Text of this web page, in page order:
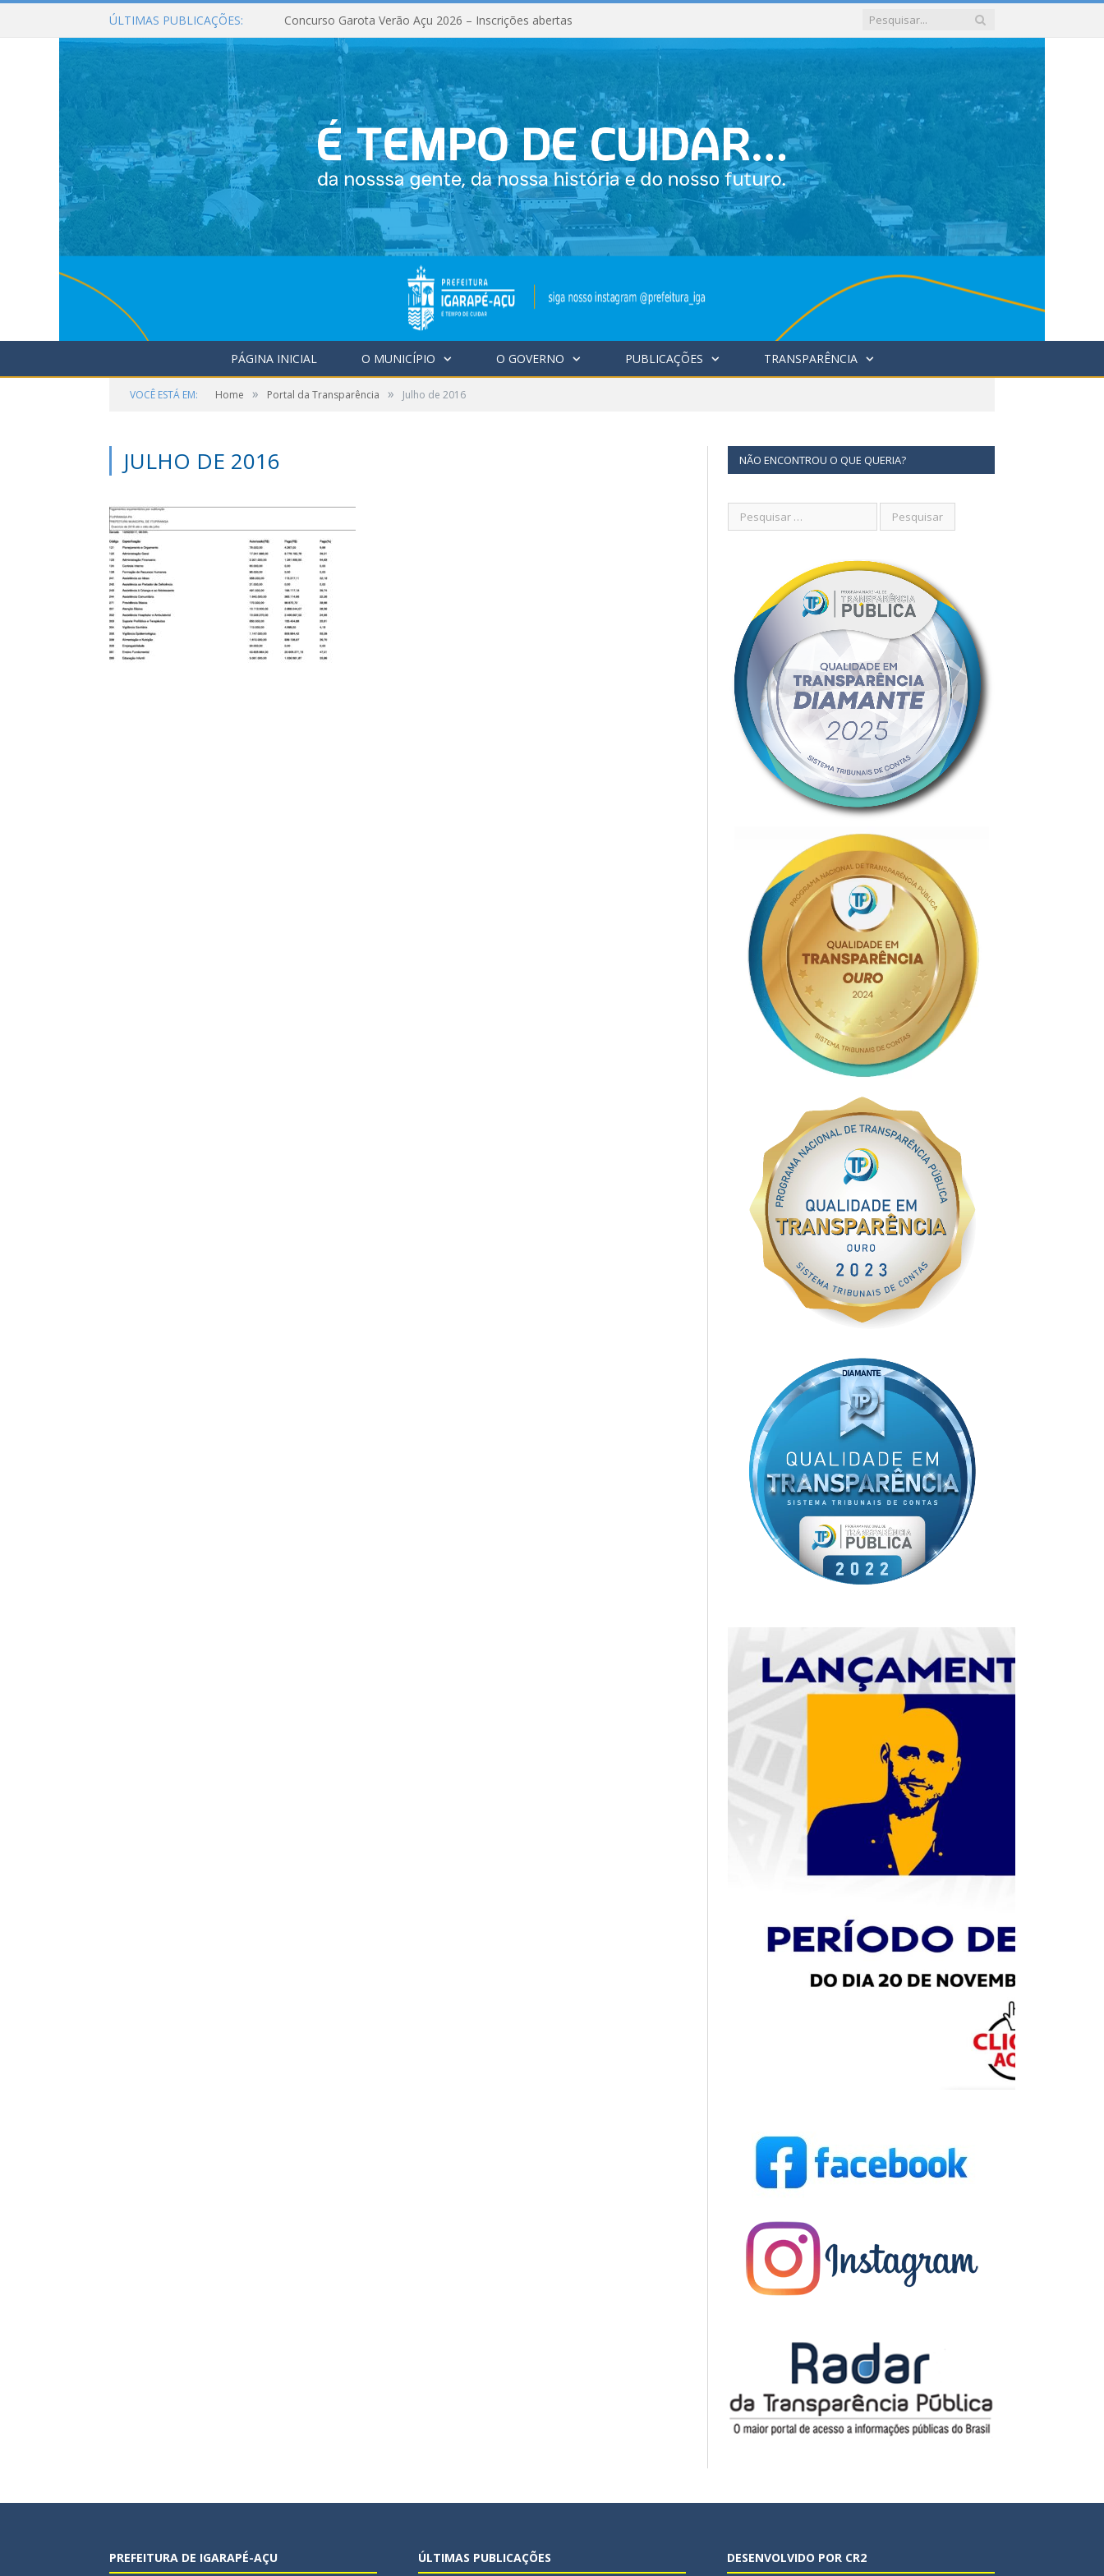
ÚLTIMAS PUBLICAÇÕES: Concurso Garota Verão Açu 2026 – Inscrições abertas
PÁGINA INICIAL O MUNICÍPIO O GOVERNO PUBLICAÇÕES TRANSPARÊNCIA
VOCÊ ESTÁ EM: Home » Portal da Transparência » Julho de 2016
JULHO DE 2016 NÃO ENCONTROU O QUE QUERIA?
PREFEITURA DE IGARAPÉ-AÇU ÚLTIMAS PUBLICAÇÕES DESENVOLVIDO POR CR2